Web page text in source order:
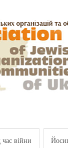
війни